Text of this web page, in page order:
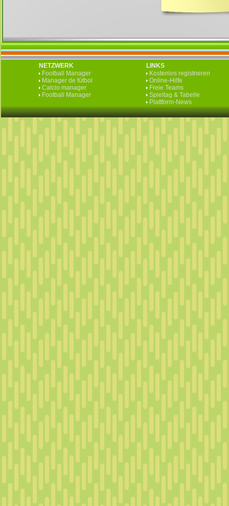
NETZWERK
Football Manager
Manager de fútbol
Calcio manager
Football Manager
LINKS
Kostenlos registrieren
Online-Hilfe
Freie Teams
Spieltag & Tabelle
Plattform-News